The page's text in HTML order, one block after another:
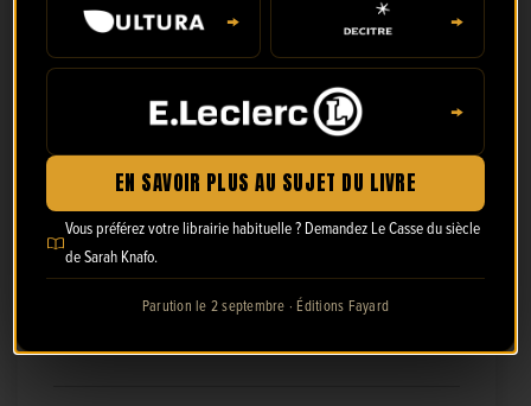
Nom → →
→
EN SAVOIR PLUS AU SUJET DU LIVRE
Vous préférez votre librairie habituelle ? Demandez Le Casse du siècle
de Sarah Knafo.
Parution le 2 septembre · Éditions Fayard